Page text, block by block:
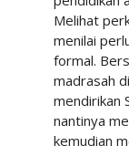
Melihat
menilai
formal.
madrasah
mendirikan
nantinya
kemudian